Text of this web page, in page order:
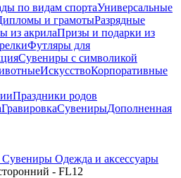
по видам спортаУниверсальные
и грамотыРазрядные
из акрилаПризы и подарки из
Футляры для
Сувениры с символикой
ИскусствоКорпоративные
Праздники родов
ГравировкаСувенирыДополненная
Сувениры Одежда и аксессуары
- FL12